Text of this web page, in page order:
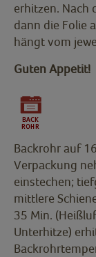
erhitzen. Nach
dann die Folie
hängt vom
Guten Appetit!
Backrohr auf
Verpackung
einstechen;
mittlere
35 Min.
Unterhitze)